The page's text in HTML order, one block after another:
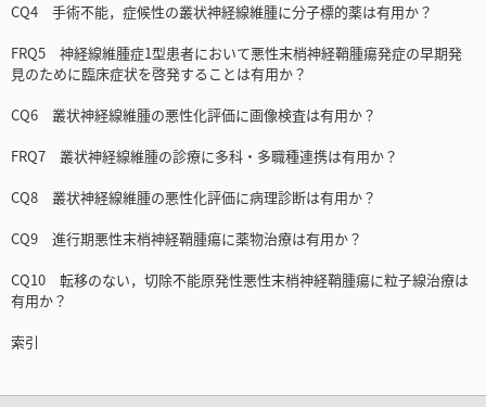
CQ4 手術不能，症候性の叢状神経線維腫に分子標的薬は有用か？
FRQ5 神経線維腫症1型患者において悪性末梢神経鞘腫瘍発症の早期発
見のために臨床症状を啓発することは有用か？
CQ6 叢状神経線維腫の悪性化評価に画像検査は有用か？
FRQ7 叢状神経線維腫の診療に多科・多職種連携は有用か？
CQ8 叢状神経線維腫の悪性化評価に病理診断は有用か？
CQ9 進行期悪性末梢神経鞘腫瘍に薬物治療は有用か？
CQ10 転移のない，切除不能原発性悪性末梢神経鞘腫瘍に粒子線治療は
有用か？
索引